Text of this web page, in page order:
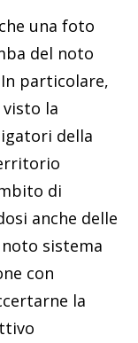
una foto
del noto
particolare,
la
della
di
anche delle
sistema
con
la